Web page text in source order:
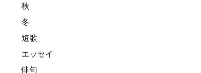
秋
冬
短歌
エッセイ
俳句